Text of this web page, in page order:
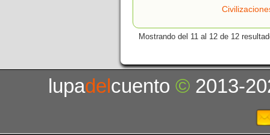
Mostrando del 11 al 12 de 12
lupadelcuento© 2013-